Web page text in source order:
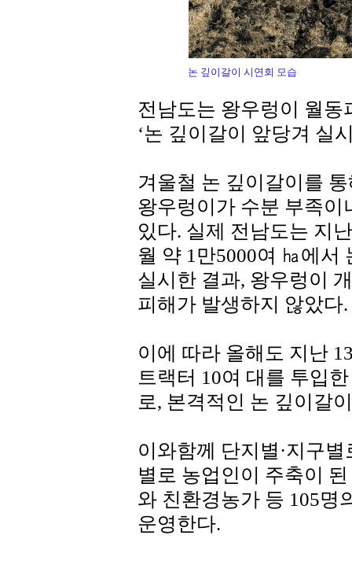
논 깊이갈이 시연회 모습
전남도는 왕우렁이 월동
‘논 깊이갈이 앞당겨 실
겨울철 논 깊이갈이를
왕우렁이가 수분 부족이
있다. 실제 전남도는 지
월 약 1만5000여 ㏊에서
실시한 결과, 왕우렁이
피해가 발생하지 않았다.
이에 따라 올해도 지난
트랙터 10여 대를 투입
로, 본격적인 논 깊이갈
이와함께 단지별·지구
별로 농업인이 주축이
와 친환경농가 등 105명
운영한다.